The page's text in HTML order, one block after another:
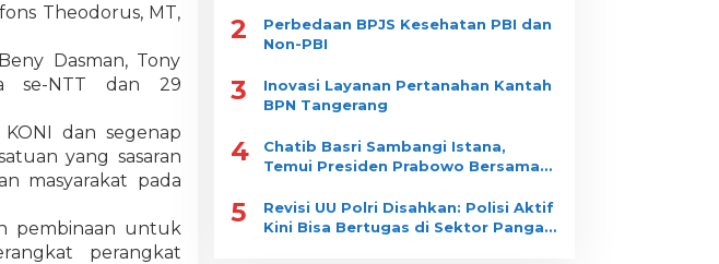
Theodorus, MT,
Dasman, Tony
se-NTT dan 29
dan segenap
yang sasaran
masyarakat pada
pembinaan untuk
perangkat
2
Perbedaan BPJS Kesehatan PBI dan
Non-PBI
3
Inovasi Layanan Pertanahan Kantah
BPN Tangerang
4
Chatib Basri Sambangi Istana,
Temui Presiden Prabowo Bersama
5
Revisi UU Polri Disahkan: Polisi Aktif
Kini Bisa Bertugas di Sektor Pangan